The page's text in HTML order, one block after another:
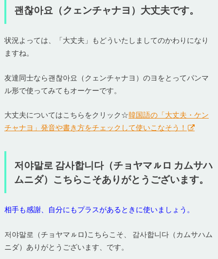
괜찮아요（クェンチャナヨ）大丈夫です。
状況よっては、「大丈夫」もどういたしましてのかわりになり
ますね。
友達同士なら괜찮아요（クェンチャナヨ）のヨをとってパンマ
ル形で使ってみてもオーケーです。
大丈夫についてはこちらをクリック☆韓国語の「大丈夫・ケン
チャナヨ」発音や書き方をチェックして使いこなそう！
저야말로 감사합니다（チョヤマㇽロ カムサハ
ムニダ）こちらこそありがとうございます。
相手も感謝、自分にもプラスがあるときに使いましょう。
저야말로（チョヤマㇽロ)こちらこそ、 감사합니다（カムサハム
ニダ）ありがとうございます、です。